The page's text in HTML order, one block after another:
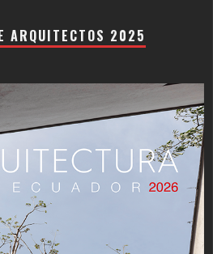
ARQUITECTOS 2025